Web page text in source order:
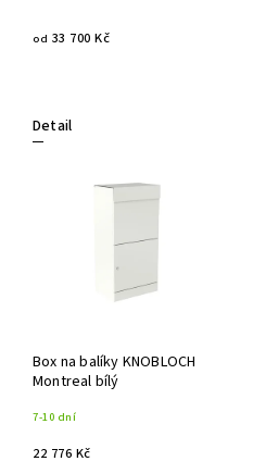
od 33 700 Kč
Detail
Box na balíky KNOBLOCH
Montreal bílý
7-10 dní
22 776 Kč